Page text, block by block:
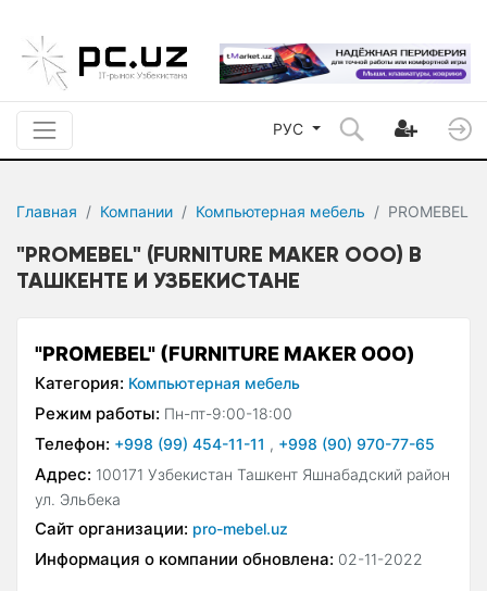
РУС
Главная Компании Компьютерная мебель PROMEBEL
"PROMEBEL" (FURNITURE MAKER ООО) В
ТАШКЕНТЕ И УЗБЕКИСТАНЕ
"PROMEBEL" (FURNITURE MAKER ООО)
Категория: Компьютерная мебель
Режим работы: Пн-пт-9:00-18:00
Телефон: +998 (99) 454-11-11 , +998 (90) 970-77-65
Адрес: 100171 Узбекистан Ташкент Яшнабадский район
ул. Эльбека
Сайт организации: pro-mebel.uz
Информация о компании обновлена: 02-11-2022